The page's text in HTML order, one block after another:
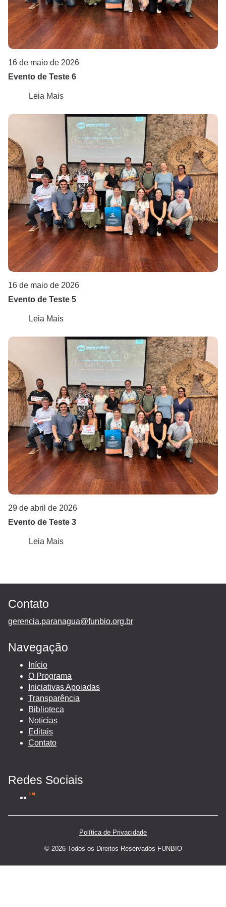
16 de maio de 2026
Evento de Teste 6
Leia Mais
16 de maio de 2026
Evento de Teste 5
Leia Mais
29 de abril de 2026
Evento de Teste 3
Leia Mais
Contato
gerencia.paranagua@funbio.org.br
Navegação
Início
O Programa
Iniciativas Apoiadas
Transparência
Biblioteca
Notícias
Editais
Contato
Redes Sociais
Política de Privacidade
© 2026 Todos os Direitos Reservados FUNBIO